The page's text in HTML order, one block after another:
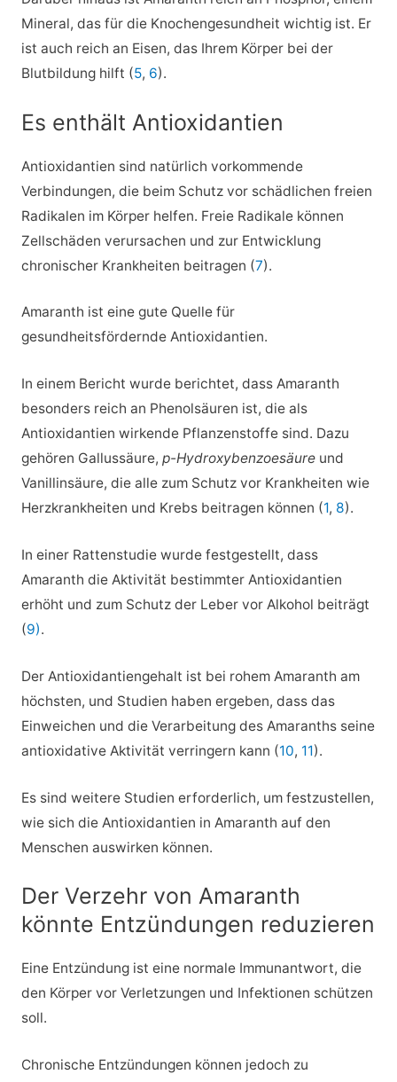
Mineral, das für die Knochengesundheit wichtig ist. Er
ist auch reich an Eisen, das Ihrem Körper bei der
Blutbildung hilft (5, 6).
Es enthält Antioxidantien
Antioxidantien sind natürlich vorkommende
Verbindungen, die beim Schutz vor schädlichen freien
Radikalen im Körper helfen. Freie Radikale können
Zellschäden verursachen und zur Entwicklung
chronischer Krankheiten beitragen (7).
Amaranth ist eine gute Quelle für
gesundheitsfördernde Antioxidantien.
In einem Bericht wurde berichtet, dass Amaranth
besonders reich an Phenolsäuren ist, die als
Antioxidantien wirkende Pflanzenstoffe sind. Dazu
gehören Gallussäure, p-Hydroxybenzoesäureund
Vanillinsäure, die alle zum Schutz vor Krankheiten wie
Herzkrankheiten und Krebs beitragen können (1, 8).
In einer Rattenstudie wurde festgestellt, dass
Amaranth die Aktivität bestimmter Antioxidantien
erhöht und zum Schutz der Leber vor Alkohol beiträgt
(9).
Der Antioxidantiengehalt ist bei rohem Amaranth am
höchsten, und Studien haben ergeben, dass das
Einweichen und die Verarbeitung des Amaranths seine
antioxidative Aktivität verringern kann (10, 11).
Es sind weitere Studien erforderlich, um festzustellen,
wie sich die Antioxidantien in Amaranth auf den
Menschen auswirken können.
Der Verzehr von Amaranth
könnte Entzündungen reduzieren
Eine Entzündung ist eine normale Immunantwort, die
den Körper vor Verletzungen und Infektionen schützen
soll.
Chronische Entzündungen können jedoch zu